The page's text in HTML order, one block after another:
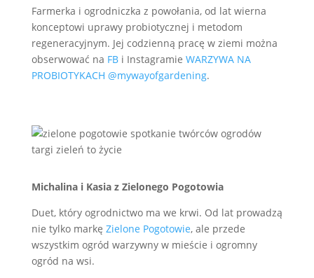
Farmerka i ogrodniczka z powołania, od lat wierna
konceptowi uprawy probiotycznej i metodom
regeneracyjnym. Jej codzienną pracę w ziemi można
obserwować na FBi Instagramie WARZYWA NA
PROBIOTYKACH @mywayofgardening.
Michalina i Kasia z Zielonego Pogotowia
Duet, który ogrodnictwo ma we krwi. Od lat prowadzą
nie tylko markę Zielone Pogotowie, ale przede
wszystkim ogród warzywny w mieście i ogromny
ogród na wsi.